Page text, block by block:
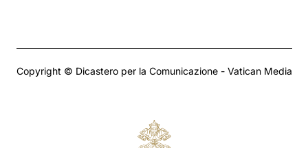
Copyright © Dicastero per la Comunicazione - Vatican Media